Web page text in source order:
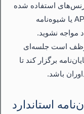
استفاده شده
در متن باید دارای آدرس‌دهی دقیق (APA یا شیوه‌نامه
مواجه نشوید.
است جلسه‌ای
برگزار کند تا
باشد.
استاندارد